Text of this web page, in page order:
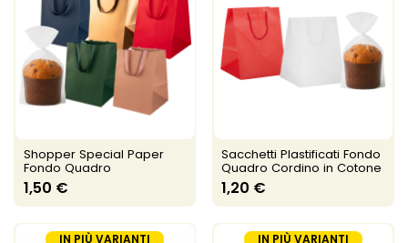
Shopper Special Paper
Fondo Quadro
1,50 €
Sacchetti Plastificati Fondo
Quadro Cordino in Cotone
1,20 €
IN PIÙ VARIANTI IN PIÙ VARIANTI